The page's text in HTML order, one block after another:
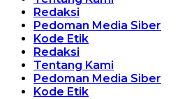
Redaksi
Pedoman Media Siber
Kode Etik
Redaksi
Tentang Kami
Pedoman Media Siber
Kode Etik